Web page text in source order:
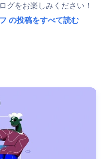
グをお楽しみください！
の投稿をすべて読む